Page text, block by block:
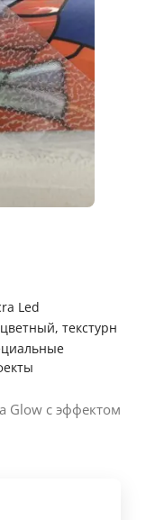
Led
текстурн
Glow с эффектом